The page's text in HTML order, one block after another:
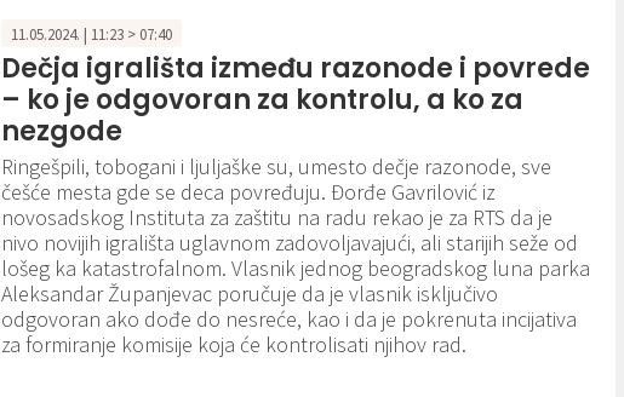
11.05.2024. | 11:23 > 07:40
Dečja igrališta između razonode i povrede
– ko je odgovoran za kontrolu, a ko za
nezgode
Ringešpili, tobogani i ljuljaške su, umesto dečje razonode, sve
češće mesta gde se deca povređuju. Đorđe Gavrilović iz
novosadskog Instituta za zaštitu na radu rekao je za RTS da je
nivo novijih igrališta uglavnom zadovoljavajući, ali starijih seže od
lošeg ka katastrofalnom. Vlasnik jednog beogradskog luna parka
Aleksandar Županjevac poručuje da je vlasnik isključivo
odgovoran ako dođe do nesreće, kao i da je pokrenuta incijativa
za formiranje komisije koja će kontrolisati njihov rad.